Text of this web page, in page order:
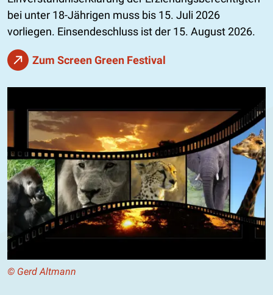
bei unter 18-Jährigen muss bis 15. Juli 2026
vorliegen. Einsendeschluss ist der 15. August 2026.
Zum Screen Green Festival
© Gerd Altmann